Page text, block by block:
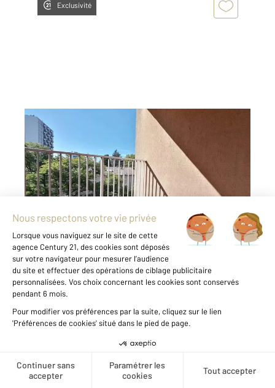
Créer une alerte
Exclusivité
BAGNOLS SUR CEZE 30
42 m
Ref : 8865
Appartement F2 à louer
520 €
Appartement T2 à louer à Bagnols-sur-Cèze
Dernier étage Terrasse plein sud Résidence
sécurisée Description À louer à Bagnols-sur-
Cèze, dans une résidence sécurisée,
découvrez cet appartement T2 situé au 3 et
dernier étage, offrant luminosité et
tranquillité. Cet appartement à louer ...
Voir le détail du bien